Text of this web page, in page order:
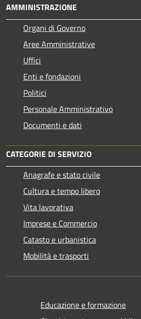
AMMINISTRAZIONE
Organi di Governo
Aree Amministrative
Uffici
Enti e fondazioni
Politici
Personale Amministrativo
Documenti e dati
CATEGORIE DI SERVIZIO
Anagrafe e stato civile
Cultura e tempo libero
Vita lavorativa
Imprese e Commercio
Catasto e urbanistica
Mobilità e trasporti
Educazione e formazione